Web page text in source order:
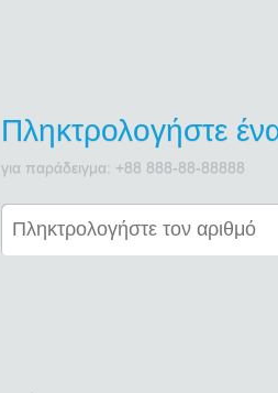
Πληκτρολογήστε
για παράδειγμα: +88 888-88-88888